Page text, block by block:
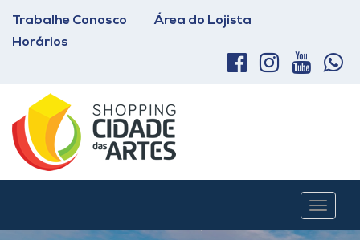
Trabalhe Conosco
Área do Lojista
Horários
Toggle